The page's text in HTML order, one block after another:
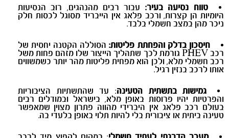
טווח נסיעה בעיר: עבור רבים מהנהגים, רוב הנסיעות
היומיות הן קצרות, ורכב פלאג אין הייבריד מסוגל לכסות חלק
ניכר מהן במצב חשמלי בלבד.
חיסכון בדלק והפחתת פליטות:הסוללה הקטנה יחסית של
רכב PHEV גורמת לכך שתהליך הייצור שלו מזהם פחות משל
רכב חשמלי מלא, ולכן הוא מפחית פליטות מהר יותר כשמשווים
אותו לרכב בנזין רגיל.
גמישות בתשתית הטעינה: עד שהתשתיות הציבוריות
והפרטיות יהיו פרוסות באופן מלא, בישראל ובמודלים רבים
בעולם רכב פלאג אין היברידי מהווה פתרון מצוין שמאפשר
טעינה ביתית או ציבורית בלי להיות תלוי באופן בלעדי בה.